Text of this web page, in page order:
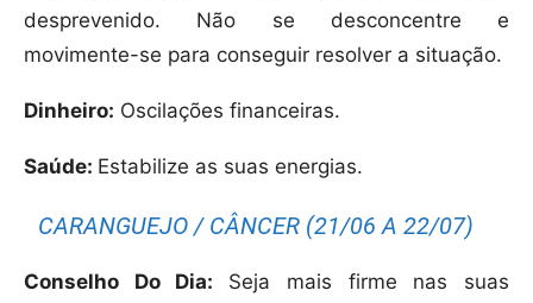
desprevenido. Não se desconcentre e
movimente-se para conseguir resolver a situação.
Dinheiro: Oscilações financeiras.
Saúde: Estabilize as suas energias.
CARANGUEJO / CÂNCER (21/06 A 22/07)
Conselho Do Dia: Seja mais firme nas suas